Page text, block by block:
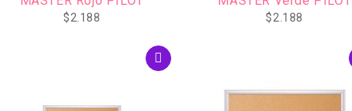
$2.188 $2.188